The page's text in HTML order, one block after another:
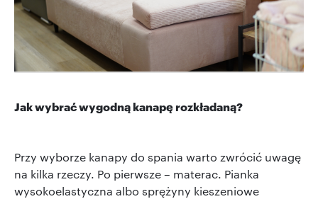
Jak wybrać wygodną kanapę rozkładaną?
Przy wyborze kanapy do spania warto zwrócić uwagę
na kilka rzeczy. Po pierwsze – materac. Pianka
wysokoelastyczna albo sprężyny kieszeniowe